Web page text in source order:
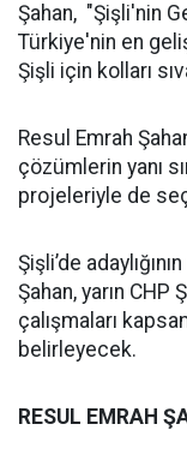
Şahan, "Şişli'nin
Türkiye'nin en
Şişli için kolları
Resul Emrah
çözümlerin yanı
projeleriyle de
Şişli’de
Şahan, yarın
çalışmaları
belirleyecek.
RESUL EMRAH